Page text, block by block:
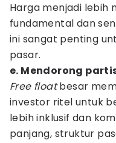
Harga menjadi lebih
fundamental dan
ini sangat penting
pasar.
e. Mendorong
Free floatbesar
investor ritel untuk
lebih inklusif dan
panjang, struktur